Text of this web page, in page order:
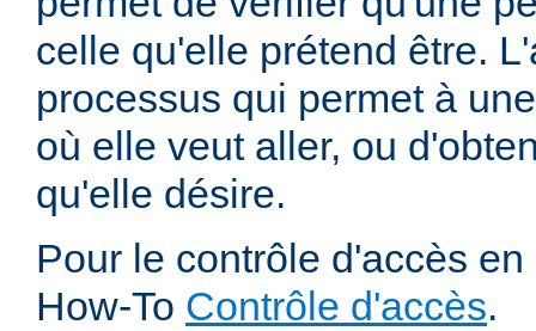
celle qu'elle prétend être.
processus qui permet à
où elle veut aller, ou
qu'elle désire.
Pour le contrôle d'accès
How-To Contrôle d'accès.